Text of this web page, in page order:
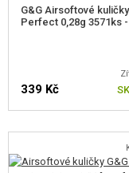
Binární spoušť.
Možnost nastavení
Aktivní brzdění.
Upozornění na nízký
Připojení k aplikaci
OBSAH BALENÍ
G&G Airsoftové
Perfect 0,28g 3571ks
339 Kč